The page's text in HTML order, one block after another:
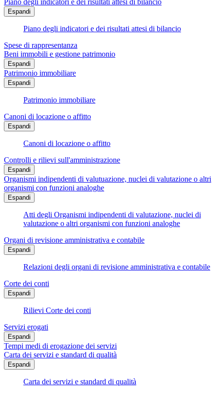
Espandi
Piano degli indicatori e dei risultati attesi di bilancio
Spese di rappresentanza
Beni immobili e gestione patrimonio
Espandi
Patrimonio immobiliare
Espandi
Patrimonio immobiliare
Canoni di locazione o affitto
Espandi
Canoni di locazione o affitto
Controlli e rilievi sull'amministrazione
Espandi
Organismi indipendenti di valutuazione, nuclei di valutazione o altri
organismi con funzioni analoghe
Espandi
Atti degli Organismi indipendenti di valutazione, nuclei di
valutazione o altri organismi con funzioni analoghe
Organi di revisione amministrativa e contabile
Espandi
Relazioni degli organi di revisione amministrativa e contabile
Corte dei conti
Espandi
Rilievi Corte dei conti
Servizi erogati
Espandi
Tempi medi di erogazione dei servizi
Carta dei servizi e standard di qualità
Espandi
Carta dei servizi e standard di qualità